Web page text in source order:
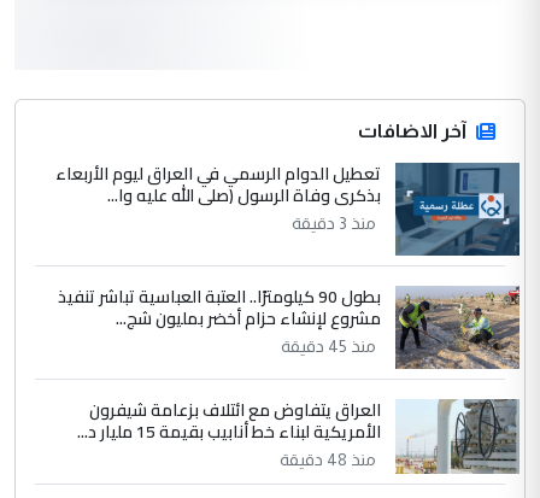
التعليق : قرار مستعجل جدا ولامصلحة فيه
للوزاره ولا للمواطن القرار الصائب يكون بعد
الاستماع للمدير ومغرفة ...
الموضوع :
وزير الصحة يعفي مدير مستشفى الكرخ
العام في بغداد
4 سردار
التعليق : واحد من عصابة علي ماما يسقط
جنسية الرافد الثالث للعراق ومن اصول عريقة
ابا فرات ...
الموضوع :
الجواهري يرد على صدام حسين سل
مضجعيك يابن الزنا (نص كامل)
آخر الاضافات
تعطيل الدوام الرسمي في العراق ليوم الأربعاء
بذكرى وفاة الرسول (صلى الله عليه وا...
منذ 3 دقيقة
بطول 90 كيلومترًا.. العتبة العباسية تباشر تنفيذ
مشروع لإنشاء حزام أخضر بمليون شج...
منذ 45 دقيقة
العراق يتفاوض مع ائتلاف بزعامة شيفرون
الأمريكية لبناء خط أنابيب بقيمة 15 مليار د...
منذ 48 دقيقة